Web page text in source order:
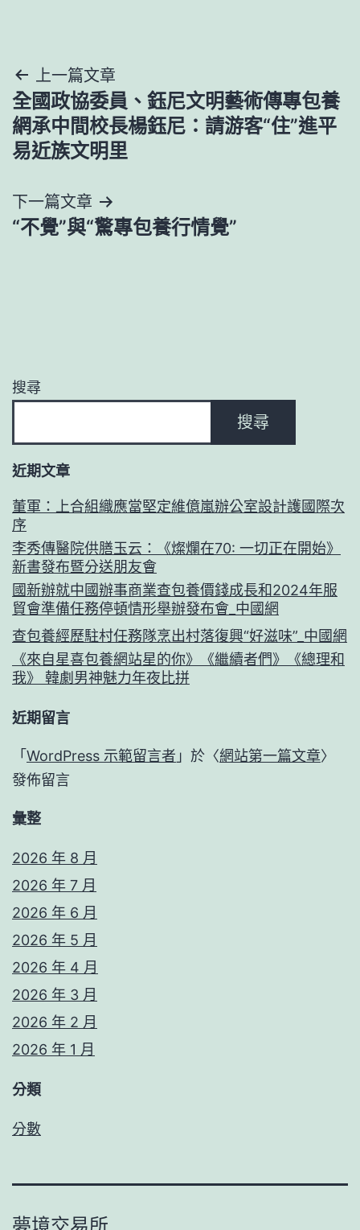
文
章
導
覽
上一篇文章
全國政協委員、鈺尼文明藝術傳專包養
網承中間校長楊鈺尼：請游客“住”進平
易近族文明里
下一篇文章
“不覺”與“驚專包養行情覺”
搜尋
搜尋
近期文章
董軍：上合組織應當堅定維億嵐辦公室設計護國際次
序
李秀傳醫院供膳玉云：《燦爛在70: 一切正在開始》
新書發布暨分送朋友會
國新辦就中國辦事商業查包養價錢成長和2024年服
貿會準備任務停頓情形舉辦發布會_中國網
查包養經歷駐村任務隊烹出村落復興“好滋味”_中國網
《來自星喜包養網站星的你》《繼續者們》《總理和
我》 韓劇男神魅力年夜比拼
近期留言
「 WordPress 示範留言者 」於〈網站第一篇文章〉
發佈留言
彙整
2026 年 8 月
2026 年 7 月
2026 年 6 月
2026 年 5 月
2026 年 4 月
2026 年 3 月
2026 年 2 月
2026 年 1 月
分類
分數